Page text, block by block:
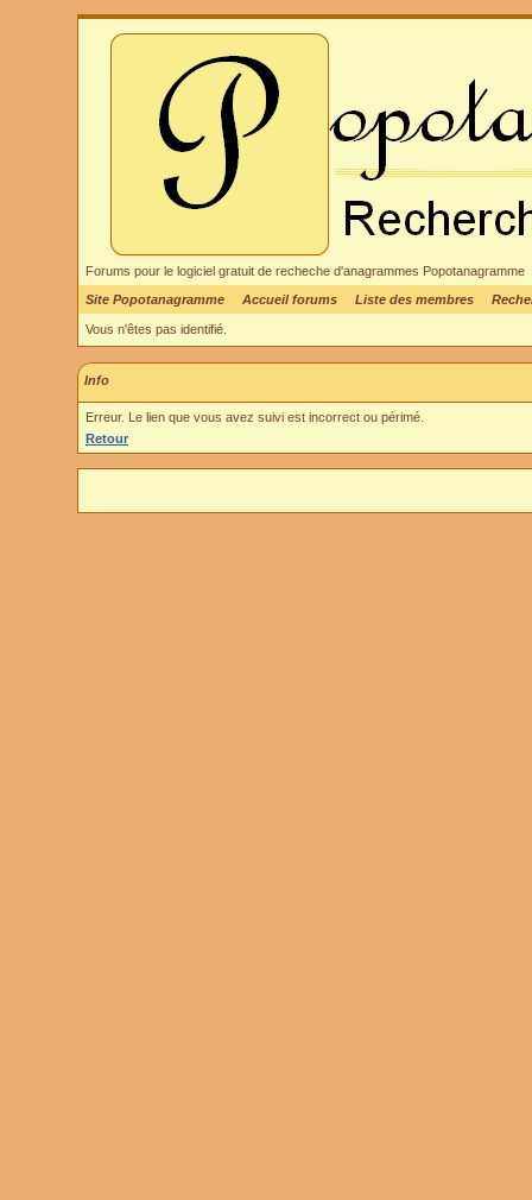
Forums pour le logiciel gratuit de recheche d'anagrammes Popotanagramme
Site Popotanagramme
Accueil forums Liste des membres
Vous n'êtes pas identifié.
Info
Erreur. Le lien que vous avez suivi est incorrect ou périmé.
Retour